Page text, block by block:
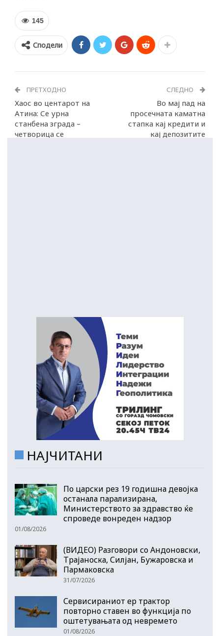
145
Сподели
ПРЕТХОДНО
Хаос во центарот на
Атина: Се урна
станбена зграда –
четворица се
СЛЕДНО
Во мај пад на
просечната каматна
стапка кај кредити и
кај депозитите
НАЈЧИТАНИ
По царски рез 19 годишна девојка
останала парализирана,
Министерството за здравство ќе
спроведе вонреден надзор
01/08/2026
(ВИДЕО) Разговори со Андоновски,
Трајаноска, Силјан, Бужаровска и
Пармаковска
31/07/2026
Сервисираниот ер трактор
повторно ставен во функција по
оштетувањата од невремето
01/08/2026